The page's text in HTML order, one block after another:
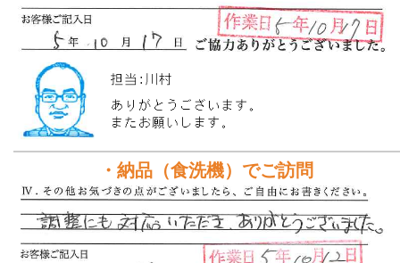
・納品（食洗機）でご訪問